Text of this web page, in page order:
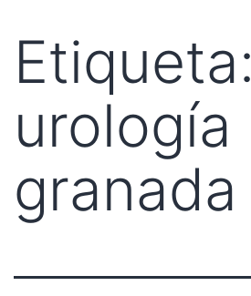
Etiqueta:
urología
granada